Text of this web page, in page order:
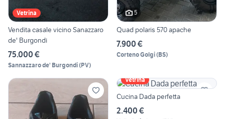
Vetrina
Vendita casale vicino Sanazzaro
de' Burgondi
75.000 €
Sannazzaro de' Burgondi(PV)
5
Quad polaris 570 apache
7.900 €
Corteno Golgi(BS)
Vetrina
Cucina Dada perfetta
2.400 €